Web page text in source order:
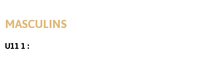
MASCULINS
U11 1 :